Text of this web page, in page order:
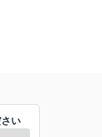
い